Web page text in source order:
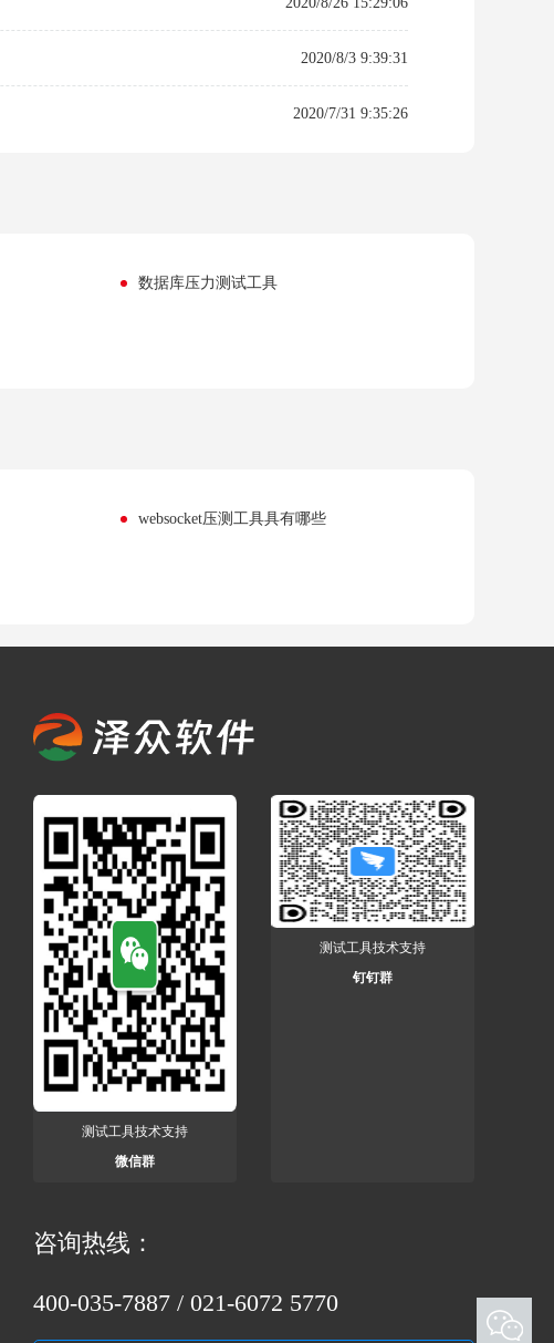
2020/8/3 9:39:31
2020/7/31 9:35:26
数据库压力测试工具
websocket压测工具具有哪些
测试工具技术支持
微信群
测试工具技术支持
钉钉群
咨询热线：
400-035-7887 / 021-6072 5770